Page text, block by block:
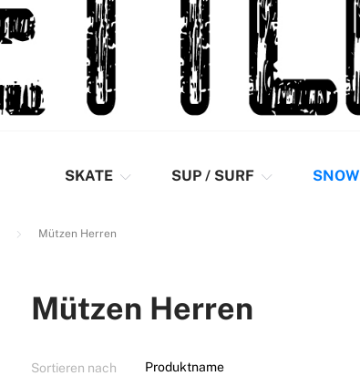
SKATE SUP / SURF SNOW
Mützen Herren
Mützen Herren
Sortieren nach